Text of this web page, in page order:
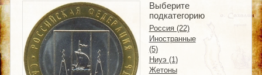
Выберите
подкатегорию
Россия (22)
Иностранные
(5)
Ниуэ (1)
Жетоны